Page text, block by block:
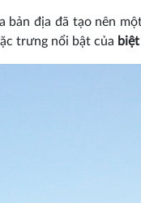
bản địa đã tạo nên
trưng nổi bật của